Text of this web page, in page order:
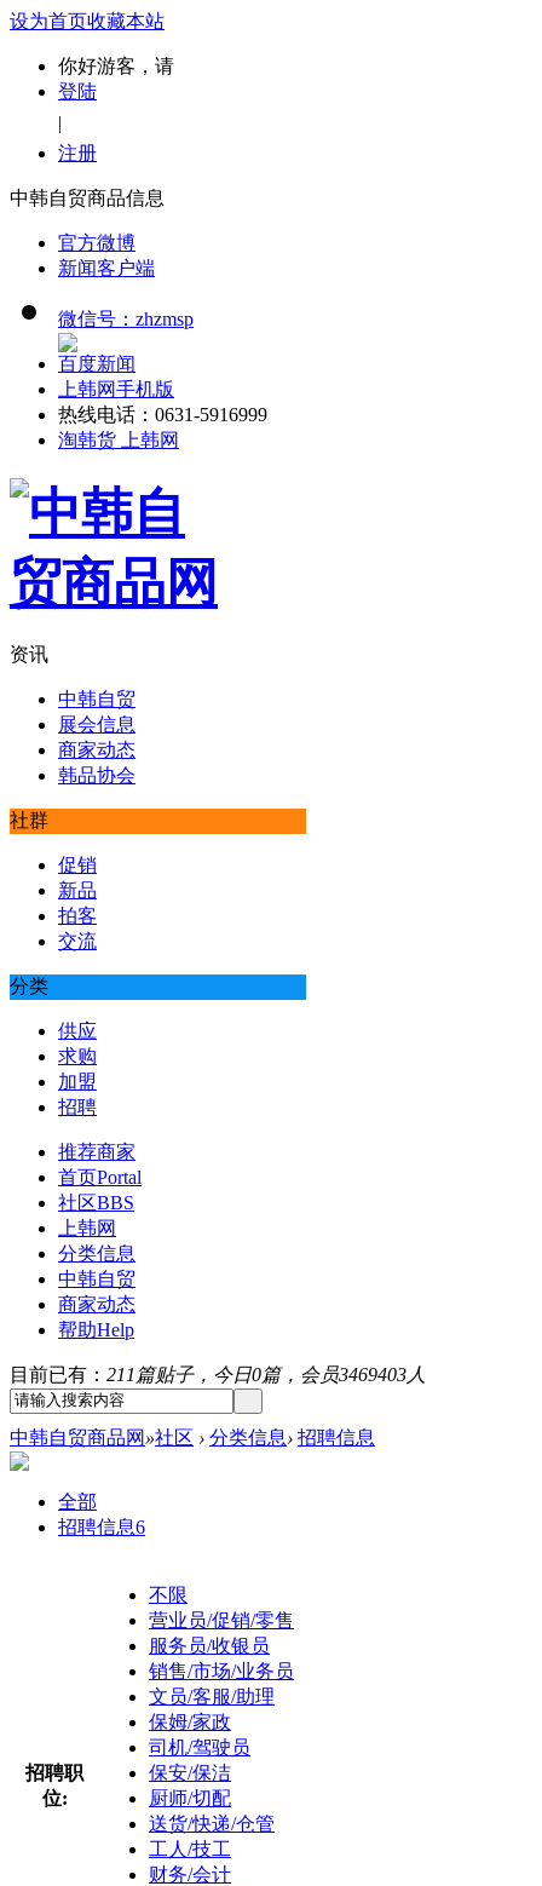
设为首页收藏本站
你好游客，请
登陆
|
注册
中韩自贸商品信息
官方微博
新闻客户端
微信号：zhzmsp
百度新闻
上韩网手机版
热线电话：0631-5916999
淘韩货 上韩网
资讯
中韩自贸
展会信息
商家动态
韩品协会
社群
促销
新品
拍客
交流
分类
供应
求购
加盟
招聘
推荐商家
首页Portal
社区BBS
上韩网
分类信息
中韩自贸
商家动态
帮助Help
目前已有： 211篇贴子，今日0篇，会员3469403人
中韩自贸商品网 »社区 › 分类信息› 招聘信息
全部
招聘信息6
招聘职
位:
不限
营业员/促销/零售
服务员/收银员
销售/市场/业务员
文员/客服/助理
保姆/家政
司机/驾驶员
保安/保洁
厨师/切配
送货/快递/仓管
工人/技工
财务/会计